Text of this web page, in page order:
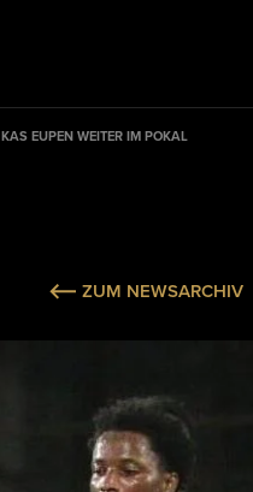
EUPEN WEITER IM POKAL
ZUM NEWSARCHIV